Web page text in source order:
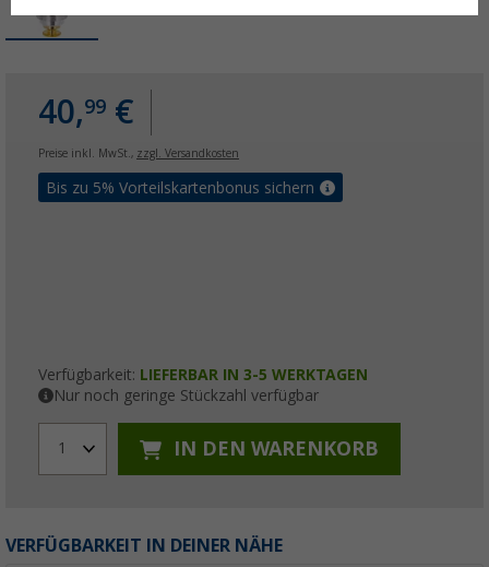
40,99 €
Preise inkl. MwSt., zzgl. Versandkosten
Bis zu 5% Vorteilskartenbonus sichern
Verfügbarkeit: LIEFERBAR IN 3-5 WERKTAGEN
Nur noch geringe Stückzahl verfügbar
1 IN DEN WARENKORB
VERFÜGBARKEIT IN DEINER NÄHE